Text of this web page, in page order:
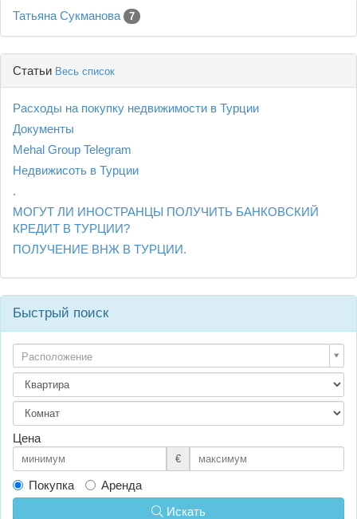
Татьяна Сукманова 7
Статьи Весь список
Расходы на покупку недвижимости в Турции
Документы
Mehal Group Telegram
Недвижисоть в Турции
.
МОГУТ ЛИ ИНОСТРАНЦЫ ПОЛУЧИТЬ БАНКОВСКИЙ
КРЕДИТ В ТУРЦИИ?
ПОЛУЧЕНИЕ ВНЖ В ТУРЦИИ.
Быстрый поиск
Расположение
Цена
€
Покупка
Аренда
Искать